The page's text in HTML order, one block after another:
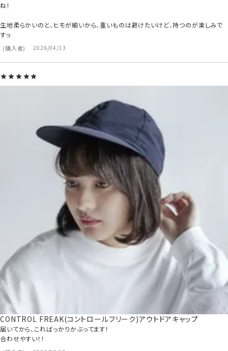
購入者 2026/04/13
ね！
生地柔らかいのと、ヒモが細いから、重いものは避けたいけど、持つのが楽しみで
CONTROL FREAK(コントロールフリーク)アウトドアキャップ
届いてから、こればっかりかぶってます！
合わせやすい！！